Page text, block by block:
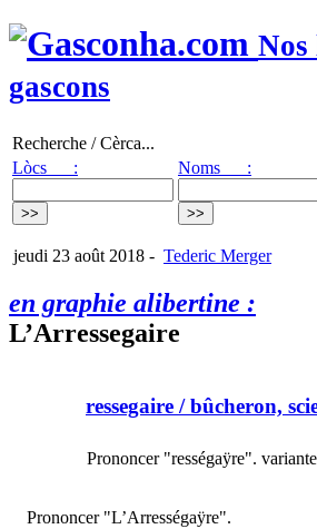
gascons
Recherche / Cèrca...
Lòcs :
Noms :
jeudi 23 août 2018 - Tederic Merger
en graphie alibertine :
L’Arressegaire
ressegaire / bûcheron,
Prononcer "rességaÿre".
Prononcer "L’Arrességaÿre".